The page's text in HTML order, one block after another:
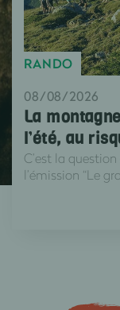
RANDO
08/08/2026
La
l’été, au
C’est la
l’émission “Le